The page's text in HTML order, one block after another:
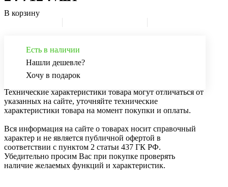
В корзину
Есть в наличии
Нашли дешевле?
Хочу в подарок
Технические характеристики товара могут отличаться от
указанных на сайте, уточняйте технические
характеристики товара на момент покупки и оплаты.
Вся информация на сайте о товарах носит справочный
характер и не является публичной офертой в
соответствии с пунктом 2 статьи 437 ГК РФ.
Убедительно просим Вас при покупке проверять
наличие желаемых функций и характеристик.